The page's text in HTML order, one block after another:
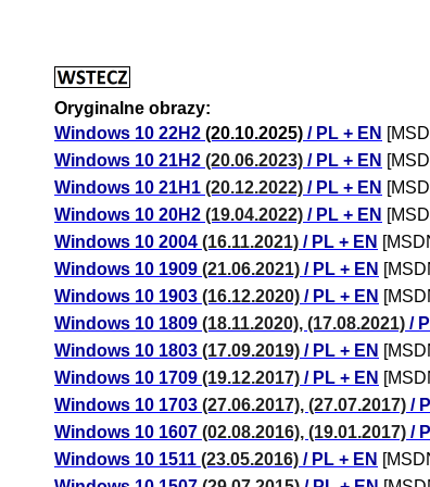
Oryginalne obrazy:
Windows 10 22H2 (20.10.2025) / PL + EN
Windows 10 21H2 (20.06.2023) / PL + EN
Windows 10 21H1 (20.12.2022) / PL + EN
Windows 10 20H2 (19.04.2022) / PL + EN
Windows 10 2004 (16.11.2021) / PL + EN
Windows 10 1909 (21.06.2021) / PL + EN
Windows 10 1903 (16.12.2020) / PL + EN
Windows 10 1809 (18.11.2020), (17.08.2021) /
Windows 10 1803 (17.09.2019) / PL + EN
Windows 10 1709 (19.12.2017) / PL + EN
Windows 10 1703 (27.06.2017), (27.07.2017) /
Windows 10 1607 (02.08.2016), (19.01.2017) /
Windows 10 1511 (23.05.2016) / PL + EN